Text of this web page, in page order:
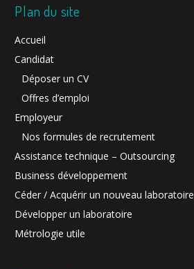
Plan du site
Accueil
Candidat
Déposer un CV
Offres d’emploi
Employeur
Nos formules de recrutement
Assistance technique – Outsourcing
Business développement
Céder / Acquérir un nouveau laboratoire
Développer un laboratoire
Métrologie utile